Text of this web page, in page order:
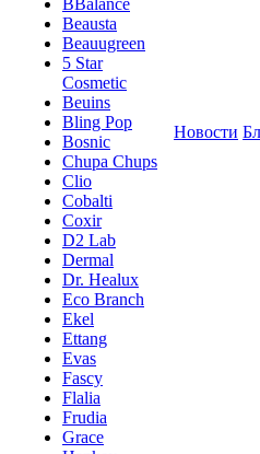
BBalance
Beausta
Beauugreen
5 Star
Cosmetic
Beuins
Bling Pop
Bosnic
Chupa Chups
Clio
Cobalti
Coxir
D2 Lab
Dermal
Dr. Healux
Eco Branch
Ekel
Ettang
Evas
Fascy
Flalia
Frudia
Grace
Новости